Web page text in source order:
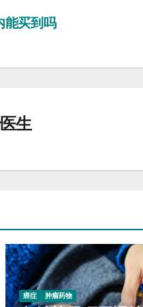
能买到吗
生
癌症 肿瘤药物